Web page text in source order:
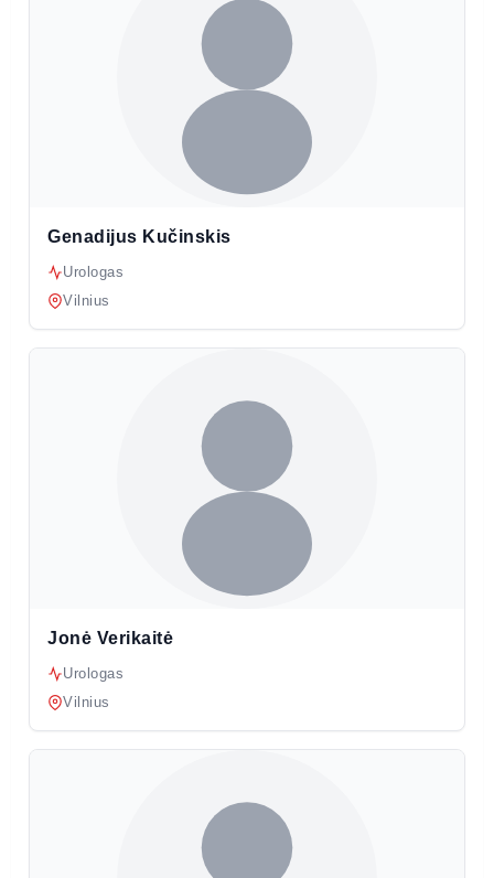
Genadijus Kučinskis
Urologas
Vilnius
Jonė Verikaitė
Urologas
Vilnius